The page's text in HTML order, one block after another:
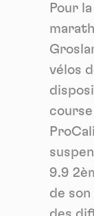
Pour
vélos
9.9
de